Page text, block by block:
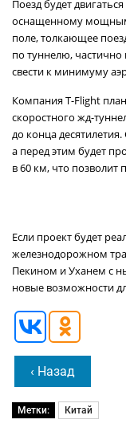
Поезд будет
оснащенному
поле, толкающее
по туннелю,
свести к минимуму
Компания T-Flight
скоростного жд-
до конца
а перед этим будет
в 60 км, что позволит
Если проект будет
железнодорожном
Пекином и Уханем с
новые возможности
‹ Назад
Метки: Китай